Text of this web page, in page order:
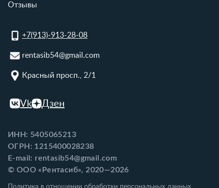
Отзывы
+7(913)-913-28-08
rentasib54@gmail.com
Красный просп., 2/1
Vk Дзен
ИНН: 5405065213
ОГРН: 1215400028238
E-mail: rentasib54@gmail.com
© ООО «Рентасиб», 2020—2026
Политика в отношении обработки персональных данных